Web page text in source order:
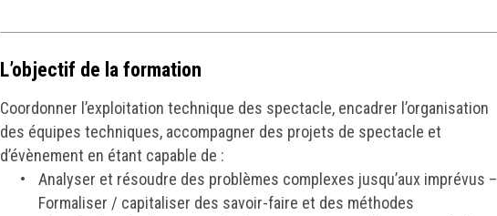
L’objectif de la formation
Coordonner l’exploitation technique des spectacle, encadrer l’organisation
des équipes techniques, accompagner des projets de spectacle et
d’évènement en étant capable de :
Analyser et résoudre des problèmes complexes jusqu’aux imprévus –
Formaliser / capitaliser des savoir-faire et des méthodes